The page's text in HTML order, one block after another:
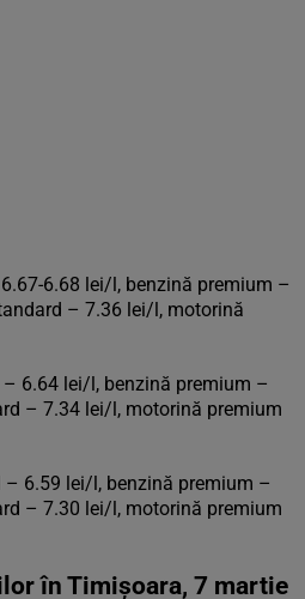
6.68 lei/l, benzină premium –
– 7.36 lei/l, motorină
– 6.64 lei/l, benzină premium –
– 7.34 lei/l, motorină premium
– 6.59 lei/l, benzină premium –
– 7.30 lei/l, motorină premium
în Timişoara, 7 martie